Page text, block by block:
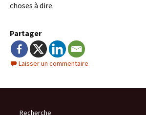
choses à dire.
Partager
Laisser un commentaire
Recherche